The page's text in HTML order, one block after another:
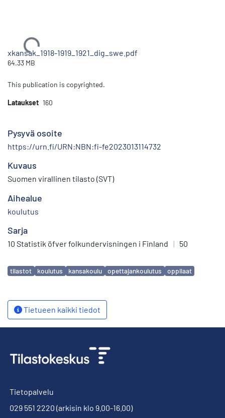
Ladataan...
xkansak_1918-1919_1921_dig_swe.pdf
64.33 MB
This publication is copyrighted.
Lataukset 160
Pysyvä osoite
https://urn.fi/URN:NBN:fi-fe2023013114732
Kuvaus
Suomen virallinen tilasto (SVT)
Aihealue
koulutus
Sarja
10 Statistik öfver folkundervisningen i Finland | 50
Avainsanat
tilastot koulutus kansakoulu opettajankoulutus oppilaat
Tietueen kaikki tiedot
Tietopalvelu
029 551 2220 (arkisin klo 9.00-16.00)